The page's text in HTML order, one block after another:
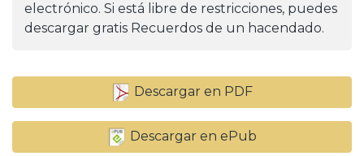
electrónico. Si está libre de restricciones, puedes
descargar gratis Recuerdos de un hacendado.
Descargar en PDF
Descargar en ePub